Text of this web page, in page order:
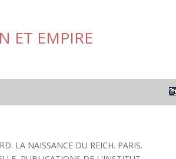
ET EMPIRE
LA NAISSANCE DU REICH. PARIS.